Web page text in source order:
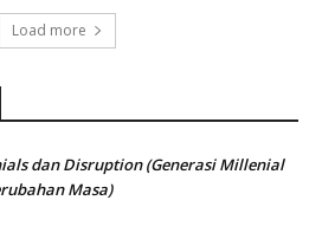
Load more
dan Disruption (Generasi Millenial
Masa)